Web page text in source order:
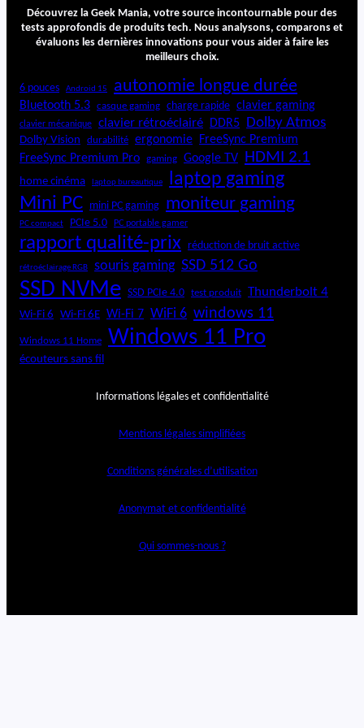
A
u
r
n
a
A
c
e
Découvrez la Geek Mania, votre source incontournable pour des
tests approfondis de produits tech. Nous analysons, comparons et
évaluons les dernières innovations pour vous aider à faire les
meilleurs choix.
6 pouces Android 15 autonomie longue durée
Bluetooth 5.3 casque gaming charge rapide clavier gaming
clavier mécanique clavier rétroéclairé DDR5 Dolby Atmos
Dolby Vision durabilité ergonomie
FreeSync Premium
FreeSync Premium Pro
gaming Google TV HDMI 2.1
home cinéma laptop bureautique laptop gaming
Mini PC mini PC gaming moniteur gaming
PC compact PCIe 5.0 PC portable gamer
rapport qualité-prix réduction de bruit active
rétroéclairage RGB souris gaming SSD 512 Go
SSD NVMe SSD PCIe 4.0 test produit Thunderbolt 4
Wi-Fi 6 Wi-Fi 6E Wi-Fi 7 WiFi 6 windows 11
Windows 11 Home Windows 11 Pro
écouteurs sans fil
Informations légales et confidentialité
Mentions légales simplifiées
Conditions générales d’utilisation
Anonymat et confidentialité
Qui sommes-nous ?